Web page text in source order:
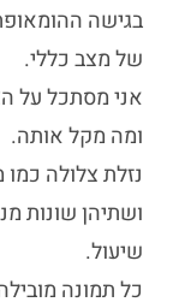
בגישה
של מצב כללי.
אני מסתכל על
ומה מקל אותה.
נזלת צלולה
ושתיהן שונות
שיעול.
כל תמונה